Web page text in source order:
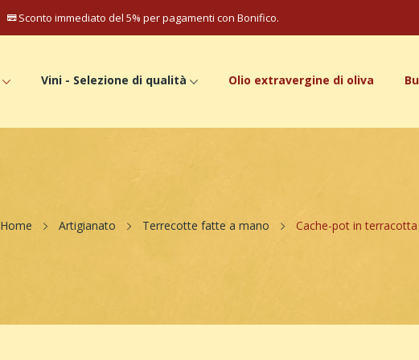
Sconto immediato del 5% per pagamenti con Bonifico.
Vini - Selezione di qualità Olio extravergine di oliva
Home Artigianato Terrecotte fatte a mano Cache-pot in